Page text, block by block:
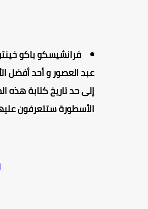
عبد العصور و أحد أفضل
الأسطورة ستتعرفون
1 )